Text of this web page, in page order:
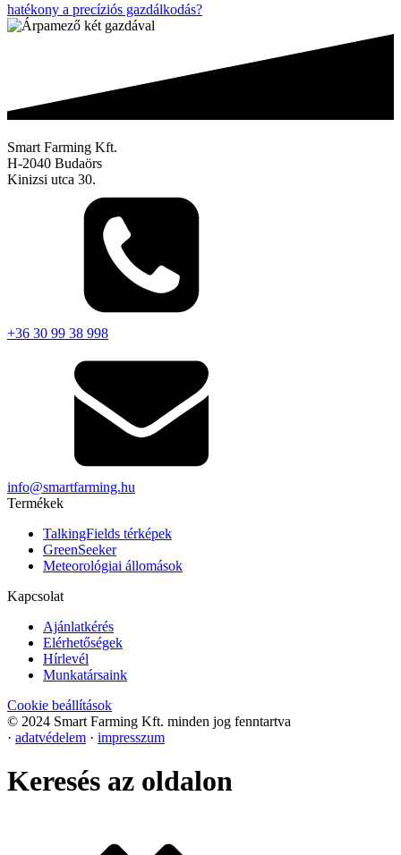
hatékony a precíziós gazdálkodás?
Smart Farming Kft.
H-2040 Budaörs
Kinizsi utca 30.
+36 30 99 38 998
info@smartfarming.hu
Termékek
TalkingFields térképek
GreenSeeker
Meteorológiai állomások
Kapcsolat
Ajánlatkérés
Elérhetőségek
Hírlevél
Munkatársaink
Cookie beállítások
© 2024 Smart Farming Kft. minden jog fenntartva
· adatvédelem · impresszum
Keresés az oldalon